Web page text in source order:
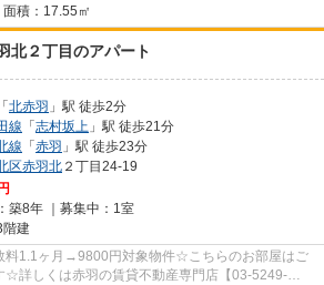
面積：17.55㎡
北２丁目のアパート
「北赤羽 」駅 徒歩2分
線 「志村坂上 」駅 徒歩21分
線 「赤羽 」駅 徒歩23分
区赤羽北 ２丁目24-19
築8年 ｜募集中： 1室
階建
料1.1ヶ月→9800円対象物件☆こちらのお部屋はご
☆詳しくは赤羽の賃貸不動産専門店【03-5249-